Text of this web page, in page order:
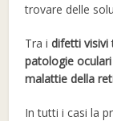
trovare delle
Tra idifetti visivi
patologie
malattie della
In tutti i casi la